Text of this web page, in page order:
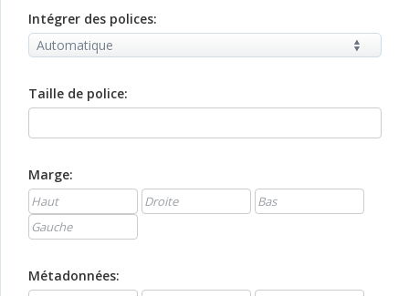
Intégrer des polices:
Taille de police:
Marge:
Métadonnées: